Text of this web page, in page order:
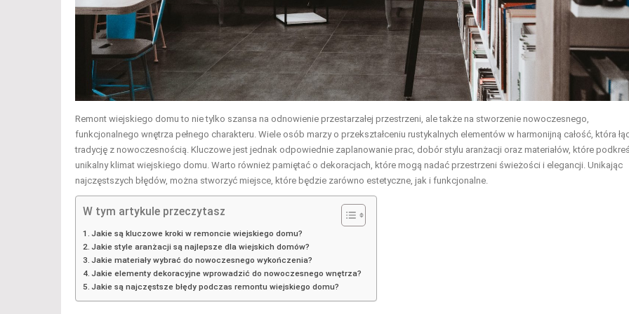
Remont wiejskiego domu to nie tylko szansa na odnowienie przestarzałej przestrzeni, ale także na stworzenie nowoczesnego,
funkcjonalnego wnętrza pełnego charakteru. Wiele osób marzy o przekształceniu rustykalnych elementów w harmonijną całość, która
tradycję z nowoczesnością. Kluczowe jest jednak odpowiednie zaplanowanie prac, dobór stylu aranżacji oraz materiałów, które
unikalny klimat wiejskiego domu. Warto również pamiętać o dekoracjach, które mogą nadać przestrzeni świeżości i elegancji. Unikając
najczęstszych błędów, można stworzyć miejsce, które będzie zarówno estetyczne, jak i funkcjonalne.
W tym artykule przeczytasz
Jakie są kluczowe kroki w remoncie wiejskiego domu?
Jakie style aranżacji są najlepsze dla wiejskich domów?
Jakie materiały wybrać do nowoczesnego wykończenia?
Jakie elementy dekoracyjne wprowadzić do nowoczesnego wnętrza?
Jakie są najczęstsze błędy podczas remontu wiejskiego domu?